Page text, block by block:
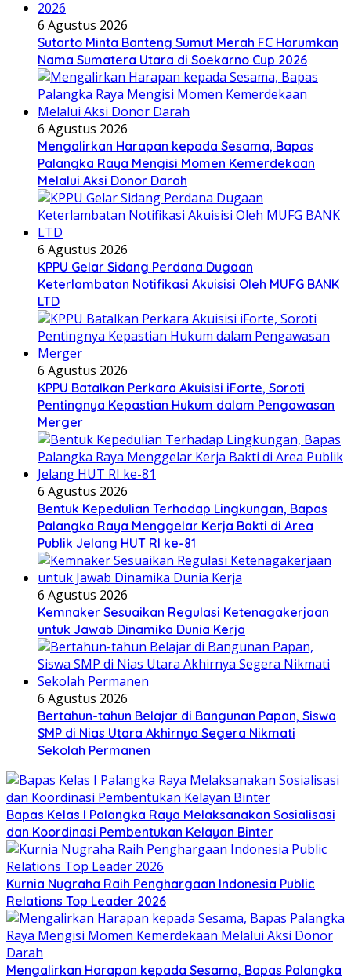
6 Agustus 2026
Sutarto Minta Banteng Sumut Merah FC Harumkan
Nama Sumatera Utara di Soekarno Cup 2026
6 Agustus 2026
Mengalirkan Harapan kepada Sesama, Bapas
Palangka Raya Mengisi Momen Kemerdekaan
Melalui Aksi Donor Darah
6 Agustus 2026
KPPU Gelar Sidang Perdana Dugaan
Keterlambatan Notifikasi Akuisisi Oleh MUFG BANK
LTD
6 Agustus 2026
KPPU Batalkan Perkara Akuisisi iForte, Soroti
Pentingnya Kepastian Hukum dalam Pengawasan
Merger
6 Agustus 2026
Bentuk Kepedulian Terhadap Lingkungan, Bapas
Palangka Raya Menggelar Kerja Bakti di Area
Publik Jelang HUT RI ke-81
6 Agustus 2026
Kemnaker Sesuaikan Regulasi Ketenagakerjaan
untuk Jawab Dinamika Dunia Kerja
6 Agustus 2026
Bertahun-tahun Belajar di Bangunan Papan, Siswa
SMP di Nias Utara Akhirnya Segera Nikmati
Sekolah Permanen
Bapas Kelas I Palangka Raya Melaksanakan Sosialisasi
dan Koordinasi Pembentukan Kelayan Binter
Kurnia Nugraha Raih Penghargaan Indonesia Public
Relations Top Leader 2026
Mengalirkan Harapan kepada Sesama, Bapas Palangka